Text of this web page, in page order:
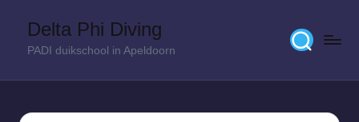
Delta Phi Diving
PADI duikschool in Apeldoorn